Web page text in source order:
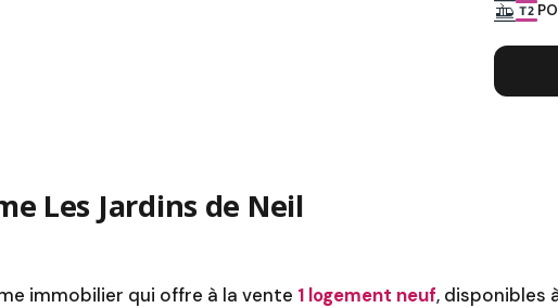
Les Jardins de Neil
immobilier qui offre à la vente 1 logement neuf, disponibles